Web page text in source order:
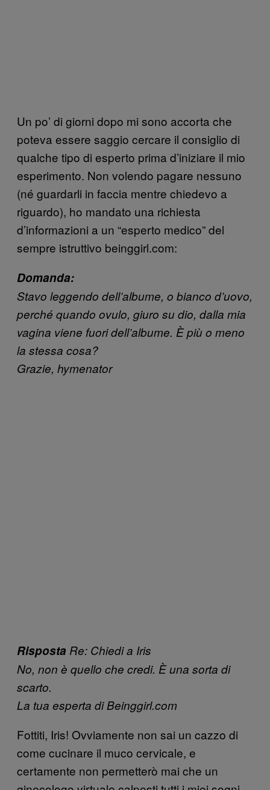
Un po’ di giorni dopo mi sono accorta che
poteva essere saggio cercare il consiglio di
qualche tipo di esperto prima d’iniziare il mio
esperimento. Non volendo pagare nessuno
(né guardarli in faccia mentre chiedevo a
riguardo), ho mandato una richiesta
d’informazioni a un “esperto medico” del
sempre istruttivo beinggirl.com:
Domanda:
Stavo leggendo dell’albume, o bianco d’uovo,
perché quando ovulo, giuro su dio, dalla mia
vagina viene fuori dell’albume. È più o meno
la stessa cosa?
Grazie, hymenator
Risposta Re: Chiedi a Iris
No, non è quello che credi. È una sorta di
scarto.
La tua esperta di Beinggirl.com
Fottiti, Iris! Ovviamente non sai un cazzo di
come cucinare il muco cervicale, e
certamente non permetterò mai che un